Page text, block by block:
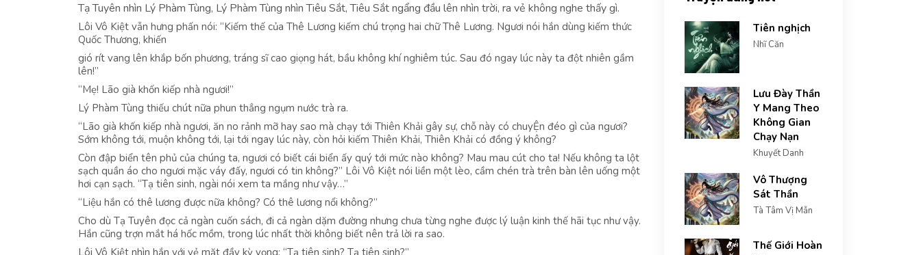
Tạ Tuyên nhìn Lý Phàm Tùng, Lý Phàm Tùng nhìn Tiêu Sắt, Tiêu Sắt ngẩng đầu lên nhìn trời, ra vẻ không nghe thấy gì.
Lôi Vô Kiệt vẫn hưng phấn nói: “Kiếm thế của Thê Lương kiếm chú trọng hai chữ Thê Lương. Ngươi nói hắn dùng kiếm thức
Quốc Thương, khiến
gió rít vang lên khắp bốn phương, tráng sĩ cao giọng hát, bầu không khí nghiêm túc. Sau đó ngay lúc này ta đột nhiên gầm
lên!”
“Mẹ! Lão già khốn kiếp nhà ngươi!”
Lý Phàm Tùng thiếu chút nữa phun thẳng ngụm nước trà ra.
“Lão già khốn kiếp nhà ngươi, ăn no rảnh mỡ hay sao mà chạy tới Thiên Khải gây sự, chỗ này có chuyỆn đéo gì của ngươi?
Sớm không tới, muộn không tới, lại tới ngay lúc này, còn hỏi kiếm Thiên Khải, Thiên Khải có đồng ý không?
Còn đập biển tên phủ của chúng ta, ngươi có biết cái biển ấy quý tới mức nào không? Mau mau cút cho ta! Nếu không ta lột
sạch quần áo cho ngươi mặc váy đấy, ngươi có tin không?” Lôi Vô Kiệt nói liền một lèo, cầm chén trà trên bàn lên uống một
hơi cạn sạch. “Tạ tiên sinh, ngài nói xem ta mắng như vậy…”
“Liệu hắn có thê lương được nữa không? Có thê lương nổi không?”
Cho dù Tạ Tuyên đọc cả ngàn cuốn sách, đi cả ngàn dặm đường nhưng chưa từng nghe được lý luận kinh thế hãi tục như vậy.
Hắn cũng trợn mắt há hốc mồm, trong lúc nhất thời không biết nên trả lời ra sao.
Lôi Vô Kiệt nhìn hắn với vẻ mặt đầy kỳ vọng: “Tạ tiên sinh? Tạ tiên sinh?”
Tiên nghịch
Nhĩ Căn
Lưu Đày Thần
Y Mang Theo
Không Gian
Chạy Nạn
Khuyết Danh
Vô Thượng
Sát Thần
Tà Tâm Vị Mẫn
Thế Giới Hoàn